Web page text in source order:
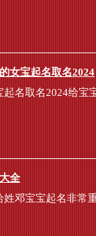
女宝起名取名2024
名取名2024给
全
邓宝宝起名非常